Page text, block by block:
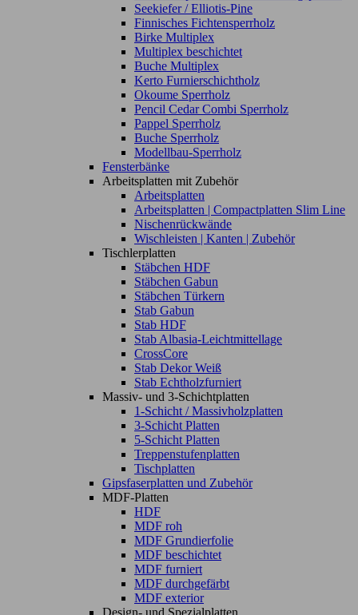
Seekiefer / Elliotis-Pine
Finnisches Fichtensperrholz
Birke Multiplex
Multiplex beschichtet
Buche Multiplex
Kerto Furnierschichtholz
Okoume Sperrholz
Pencil Cedar Combi Sperrholz
Pappel Sperrholz
Buche Sperrholz
Modellbau-Sperrholz
Fensterbänke
Arbeitsplatten mit Zubehör
Arbeitsplatten
Arbeitsplatten | Compactplatten Slim Line
Nischenrückwände
Wischleisten | Kanten | Zubehör
Tischlerplatten
Stäbchen HDF
Stäbchen Gabun
Stäbchen Türkern
Stab Gabun
Stab HDF
Stab Albasia-Leichtmittellage
CrossCore
Stab Dekor Weiß
Stab Echtholzfurniert
Massiv- und 3-Schichtplatten
1-Schicht / Massivholzplatten
3-Schicht Platten
5-Schicht Platten
Treppenstufenplatten
Tischplatten
Gipsfaserplatten und Zubehör
MDF-Platten
HDF
MDF roh
MDF Grundierfolie
MDF beschichtet
MDF furniert
MDF durchgefärbt
MDF exterior